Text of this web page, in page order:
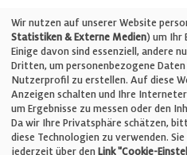
Telefon: +49 (0)711 2585563-0
E-Mail:info@bauelemente-
Unternehmen
Impressum
Wir nutzen auf unserer Website
Statistiken & Externe Medien) um Ihr
Einige davon sind essenziell, andere
Dritten, um personenbezogene
Nutzerprofil zu erstellen. Auf diese
Anzeigen schalten und Ihre
um Ergebnisse zu messen oder den
Da wir Ihre Privatsphäre schätzen,
diese Technologien zu verwenden.
jederzeit über den Link "Cookie-